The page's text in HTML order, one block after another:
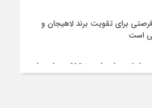
برای تقویت برند لاهیجان و
است
از لاهیجان یا هزینه‌تراشی برای چای